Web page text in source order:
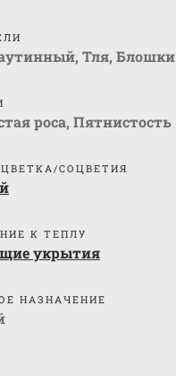
, Тля, Блошки
роса, Пятнистость
СОЦВЕТИЯ
К ТЕПЛУ
укрытия
НАЗНАЧЕНИЕ